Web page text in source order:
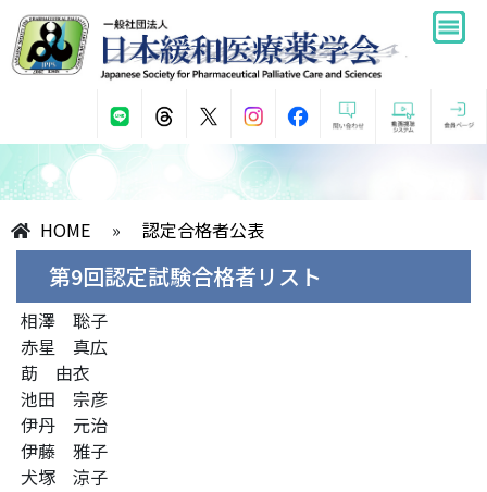
HOME » 認定合格者公表
第9回認定試験合格者リスト
相澤 聡子
赤星 真広
莇 由衣
池田 宗彦
伊丹 元治
伊藤 雅子
犬塚 涼子